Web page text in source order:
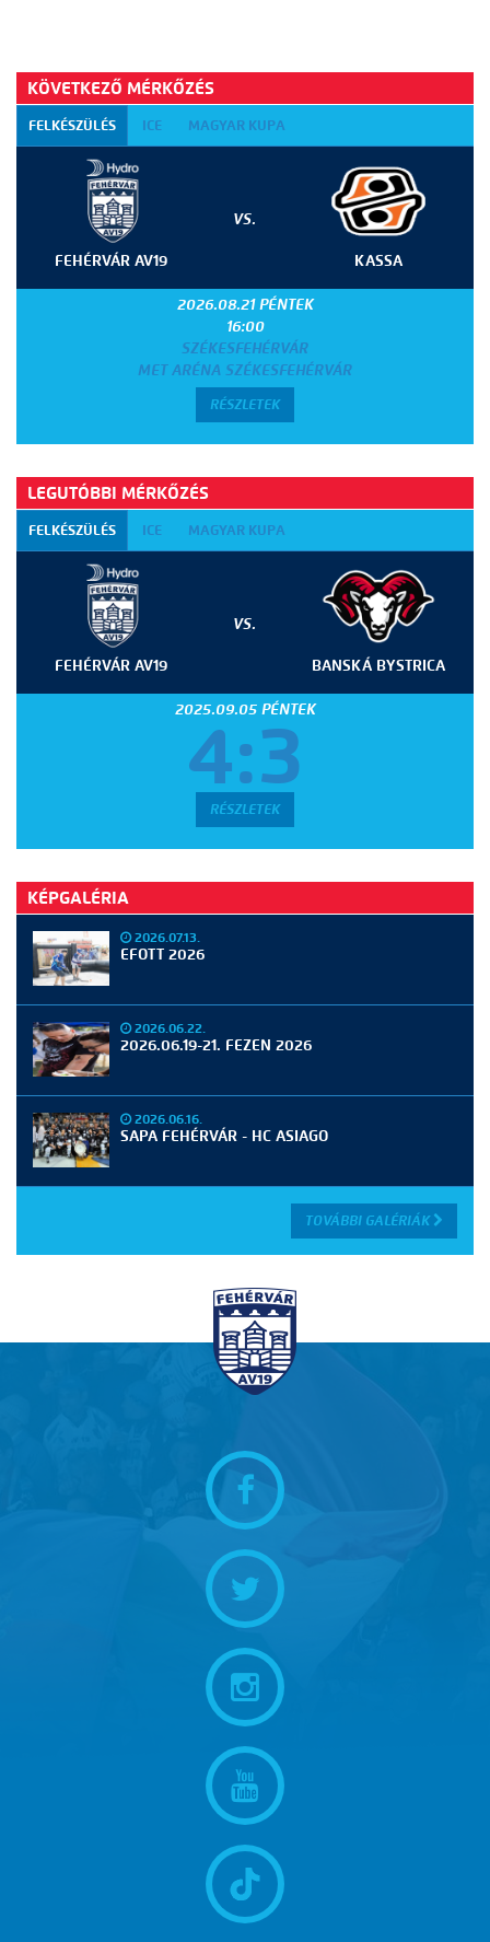
KÖVETKEZŐ MÉRKŐZÉS
FELKÉSZÜLÉS ICE MAGYAR KUPA
FEHÉRVÁR AV19
VS.
KASSA
2026.08.21 PÉNTEK
16:00
SZÉKESFEHÉRVÁR
MET ARÉNA SZÉKESFEHÉRVÁR
RÉSZLETEK
LEGUTÓBBI MÉRKŐZÉS
FELKÉSZÜLÉS ICE MAGYAR KUPA
FEHÉRVÁR AV19
VS.
BANSKÁ BYSTRICA
2025.09.05 PÉNTEK
4:3
RÉSZLETEK
KÉPGALÉRIA
2026.07.13.
EFOTT 2026
2026.06.22.
2026.06.19-21. FEZEN 2026
2026.06.16.
SAPA FEHÉRVÁR - HC ASIAGO
TOVÁBBI GALÉRIÁK